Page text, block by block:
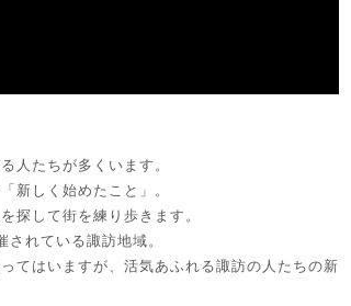
人たちが多くいます。
新しく始めたこと」。
探して街を練り歩きます。
れている諏訪地域。
てはいますが、活気あふれる諏訪の人たちの新